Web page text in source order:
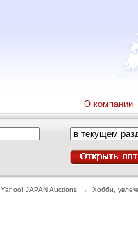
О компании
Yahoo! JAPAN Auctions → Хобби,